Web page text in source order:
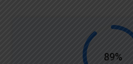
89%